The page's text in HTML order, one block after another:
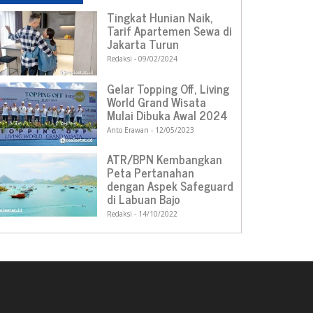
Tingkat Hunian Naik,
Tarif Apartemen Sewa di
Jakarta Turun
Redaksi 09/02/2024
Gelar Topping Off, Living
World Grand Wisata
Mulai Dibuka Awal 2024
Anto Erawan 12/05/2023
ATR/BPN Kembangkan
Peta Pertanahan
dengan Aspek Safeguard
di Labuan Bajo
Redaksi 14/10/2022